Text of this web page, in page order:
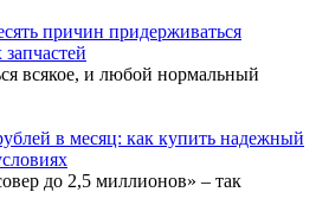
причин придерживаться
всякое, и любой нормальный
в месяц: как купить надежный
до 2,5 миллионов» – так